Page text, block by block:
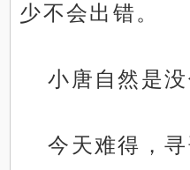
少不会出错。
小唐自然是没
今天难得，